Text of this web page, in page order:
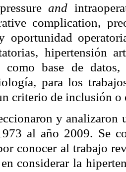
and
complication,
oportunidad
hipertensión
como base de
para los
criterio de inclusión o
y analizaron
al año 2009. Se
conocer al trabajo
considerar la